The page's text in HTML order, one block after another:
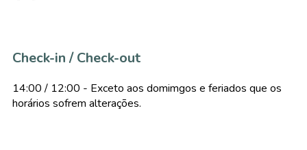
Check-in / Check-out
14:00 / 12:00 - Exceto aos domimgos e feriados que os
horários sofrem alterações.